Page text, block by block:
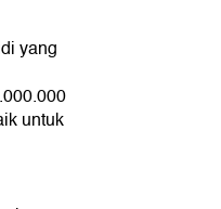
yang
untuk